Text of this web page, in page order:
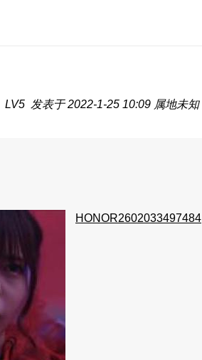
LV5 发表于 2022-1-25 10:09 属地未知
HONOR2602033497484